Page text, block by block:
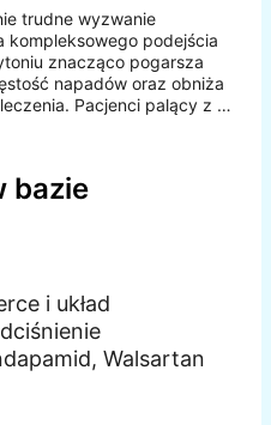
trudne wyzwanie
podejścia
znacząco pogarsza
napadów oraz obniża
Pacjenci palący z …
bazie
i układ
Walsartan